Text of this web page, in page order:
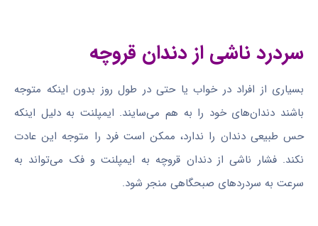
سردرد ناشی از دندان قروچه
بسیاری از افراد در خواب یا حتی در طول روز بدون اینکه متوجه
باشند دندان‌های خود را به هم می‌سایند. ایمپلنت به دلیل اینکه
حس طبیعی دندان را ندارد، ممکن است فرد را متوجه این عادت
نکند. فشار ناشی از دندان قروچه به ایمپلنت و فک می‌تواند به
سرعت به سردردهای صبحگاهی منجر شود.